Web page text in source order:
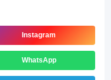
Instagram
WhatsApp